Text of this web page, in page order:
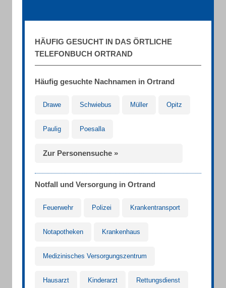
HÄUFIG GESUCHT IN DAS ÖRTLICHE
TELEFONBUCH ORTRAND
Häufig gesuchte Nachnamen in Ortrand
Drawe Schwiebus Müller Opitz
Paulig Poesalla
Zur Personensuche »
Notfall und Versorgung in Ortrand
Feuerwehr Polizei Krankentransport
Notapotheken Krankenhaus
Medizinisches Versorgungszentrum
Hausarzt Kinderarzt Rettungsdienst